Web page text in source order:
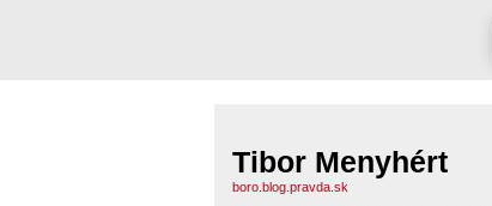
Tibor Menyhért
boro.blog.pravda.sk